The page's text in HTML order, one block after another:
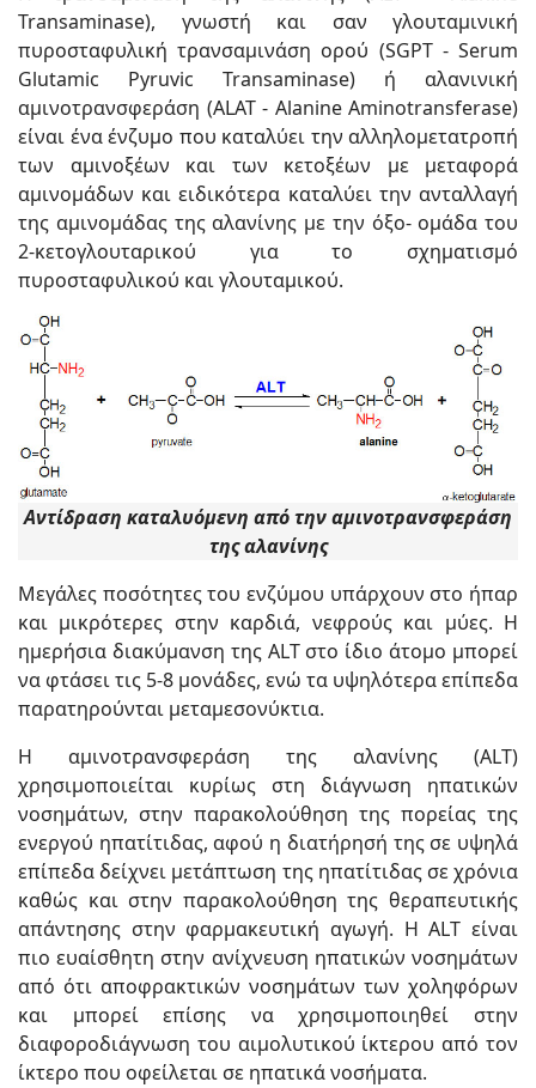
Transaminase), γνωστή και σαν γλουταμινική
πυροσταφυλική τρανσαμινάση ορού (SGPT - Serum
Glutamic Pyruvic Transaminase) ή αλανινική
αμινοτρανσφεράση (ALAT - Alanine Aminotransferase)
είναι ένα ένζυμο που καταλύει την αλληλομετατροπή
των αμινοξέων και των κετοξέων με μεταφορά
αμινομάδων και ειδικότερα καταλύει την ανταλλαγή
της αμινομάδας της αλανίνης με την όξο- ομάδα του
2-κετογλουταρικού για το σχηματισμό
πυροσταφυλικού και γλουταμικού.
Αντίδραση καταλυόμενη από την αμινοτρανσφεράση
της αλανίνης
Μεγάλες ποσότητες του ενζύμου υπάρχουν στο ήπαρ
και μικρότερες στην καρδιά, νεφρούς και μύες. Η
ημερήσια διακύμανση της ALT στο ίδιο άτομο μπορεί
να φτάσει τις 5-8 μονάδες, ενώ τα υψηλότερα επίπεδα
παρατηρούνται μεταμεσονύκτια.
Η αμινοτρανσφεράση της αλανίνης (ALT)
χρησιμοποιείται κυρίως στη διάγνωση ηπατικών
νοσημάτων, στην παρακολούθηση της πορείας της
ενεργού ηπατίτιδας, αφού η διατήρησή της σε υψηλά
επίπεδα δείχνει μετάπτωση της ηπατίτιδας σε χρόνια
καθώς και στην παρακολούθηση της θεραπευτικής
απάντησης στην φαρμακευτική αγωγή. Η ALT είναι
πιο ευαίσθητη στην ανίχνευση ηπατικών νοσημάτων
από ότι αποφρακτικών νοσημάτων των χοληφόρων
και μπορεί επίσης να χρησιμοποιηθεί στην
διαφοροδιάγνωση του αιμολυτικού ίκτερου από τον
ίκτερο που οφείλεται σε ηπατικά νοσήματα.